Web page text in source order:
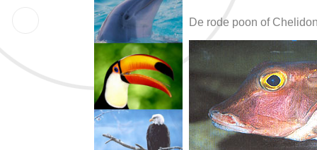
De rode poon of